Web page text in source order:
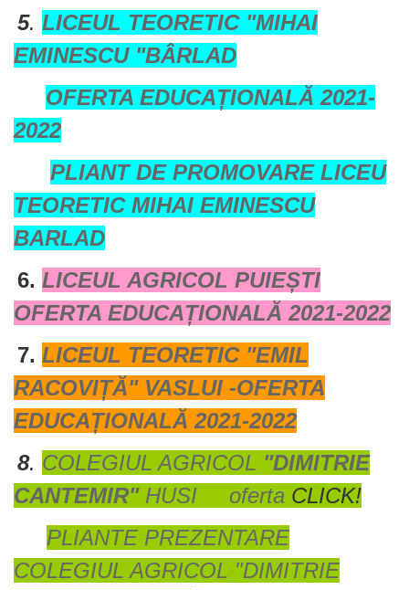
5. LICEUL TEORETIC "MIHAI
EMINESCU "BÂRLAD
OFERTA EDUCAȚIONALĂ 2021-
2022
PLIANT DE PROMOVARE LICEU
TEORETIC MIHAI EMINESCU
BARLAD
6. LICEUL AGRICOL PUIEȘTI
OFERTA EDUCAȚIONALĂ 2021-2022
7. LICEUL TEORETIC "EMIL
RACOVIȚĂ" VASLUI -OFERTA
EDUCAȚIONALĂ 2021-2022
8. COLEGIUL AGRICOL "DIMITRIE
CANTEMIR"HUSI oferta CLICK!
PLIANTE PREZENTARE
COLEGIUL AGRICOL "DIMITRIE